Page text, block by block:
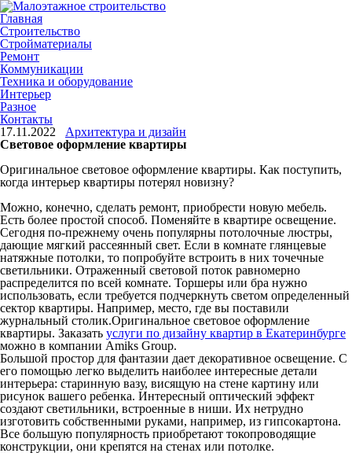
Главная
Строительство
Стройматериалы
Ремонт
Коммуникации
Техника и оборудование
Интерьер
Разное
Контакты
17.11.2022
Архитектура и дизайн
Световое оформление квартиры
Оригинальное световое оформление квартиры. Как поступить,
когда интерьер квартиры потерял новизну?
Можно, конечно, сделать ремонт, приобрести новую мебель.
Есть более простой способ. Поменяйте в квартире освещение.
Сегодня по-прежнему очень популярны потолочные люстры,
дающие мягкий рассеянный свет. Если в комнате глянцевые
натяжные потолки, то попробуйте встроить в них точечные
светильники. Отраженный световой поток равномерно
распределится по всей комнате. Торшеры или бра нужно
использовать, если требуется подчеркнуть светом определенный
сектор квартиры. Например, место, где вы поставили
журнальный столик.Оригинальное световое оформление
квартиры. Заказать услуги по дизайну квартир в Екатеринбурге
можно в компании Amiks Group.
Большой простор для фантазии дает декоративное освещение. С
его помощью легко выделить наиболее интересные детали
интерьера: старинную вазу, висящую на стене картину или
рисунок вашего ребенка. Интересный оптический эффект
создают светильники, встроенные в ниши. Их нетрудно
изготовить собственными руками, например, из гипсокартона.
Все большую популярность приобретают токопроводящие
конструкции, они крепятся на стенах или потолке.